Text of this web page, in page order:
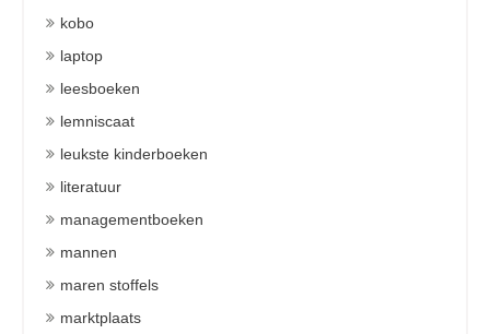
kobo
laptop
leesboeken
lemniscaat
leukste kinderboeken
literatuur
managementboeken
mannen
maren stoffels
marktplaats